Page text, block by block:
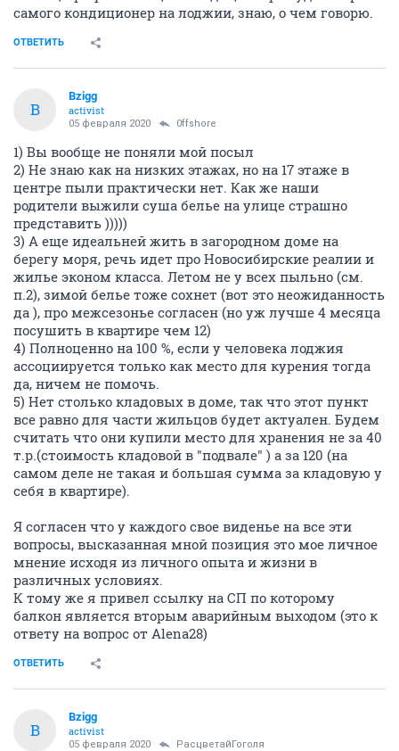
самого кондиционер на лоджии, знаю, о чем говорю.
ОТВЕТИТЬ
B
Bzigg
activist
05 февраля 2020 0ffshore
1) Вы вообще не поняли мой посыл
2) Не знаю как на низких этажах, но на 17 этаже в
центре пыли практически нет. Как же наши
родители выжили суша белье на улице страшно
представить )))))
3) А еще идеальней жить в загородном доме на
берегу моря, речь идет про Новосибирские реалии и
жилье эконом класса. Летом не у всех пыльно (см.
п.2), зимой белье тоже сохнет (вот это неожиданность
да ), про межсезонье согласен (но уж лучше 4 месяца
посушить в квартире чем 12)
4) Полноценно на 100 %, если у человека лоджия
ассоциируется только как место для курения тогда
да, ничем не помочь.
5) Нет столько кладовых в доме, так что этот пункт
все равно для части жильцов будет актуален. Будем
считать что они купили место для хранения не за 40
т.р.(стоимость кладовой в "подвале" ) а за 120 (на
самом деле не такая и большая сумма за кладовую у
себя в квартире).
Я согласен что у каждого свое виденье на все эти
вопросы, высказанная мной позиция это мое личное
мнение исходя из личного опыта и жизни в
различных условиях.
К тому же я привел ссылку на СП по которому
балкон является вторым аварийным выходом (это к
ответу на вопрос от Alena28)
ОТВЕТИТЬ
B
Bzigg
activist
05 февраля 2020 РасцветайГоголя